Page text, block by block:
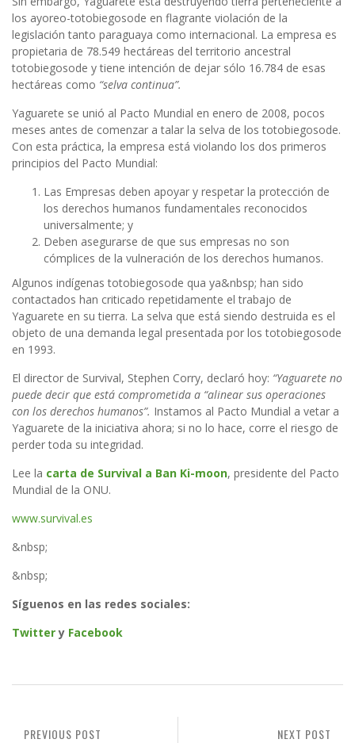
los ayoreo-totobiegosode en flagrante violación de la
legislación tanto paraguaya como internacional. La empresa es
propietaria de 78.549 hectáreas del territorio ancestral
totobiegosode y tiene intención de dejar sólo 16.784 de esas
hectáreas como “selva continua”.
Yaguarete se unió al Pacto Mundial en enero de 2008, pocos
meses antes de comenzar a talar la selva de los totobiegosode.
Con esta práctica, la empresa está violando los dos primeros
principios del Pacto Mundial:
Las Empresas deben apoyar y respetar la protección de
los derechos humanos fundamentales reconocidos
universalmente; y
Deben asegurarse de que sus empresas no son
cómplices de la vulneración de los derechos humanos.
Algunos indígenas totobiegosode qua ya&nbsp; han sido
contactados han criticado repetidamente el trabajo de
Yaguarete en su tierra. La selva que está siendo destruida es el
objeto de una demanda legal presentada por los totobiegosode
en 1993.
El director de Survival, Stephen Corry, declaró hoy: “Yaguarete no
puede decir que está comprometida a “alinear sus operaciones
con los derechos humanos”. Instamos al Pacto Mundial a vetar a
Yaguarete de la iniciativa ahora; si no lo hace, corre el riesgo de
perder toda su integridad.
Lee la carta de Survival a Ban Ki-moon, presidente del Pacto
Mundial de la ONU.
www.survival.es
&nbsp;
&nbsp;
Síguenos en las redes sociales:
Twittery Facebook
NEXT POST
PREVIOUS POST